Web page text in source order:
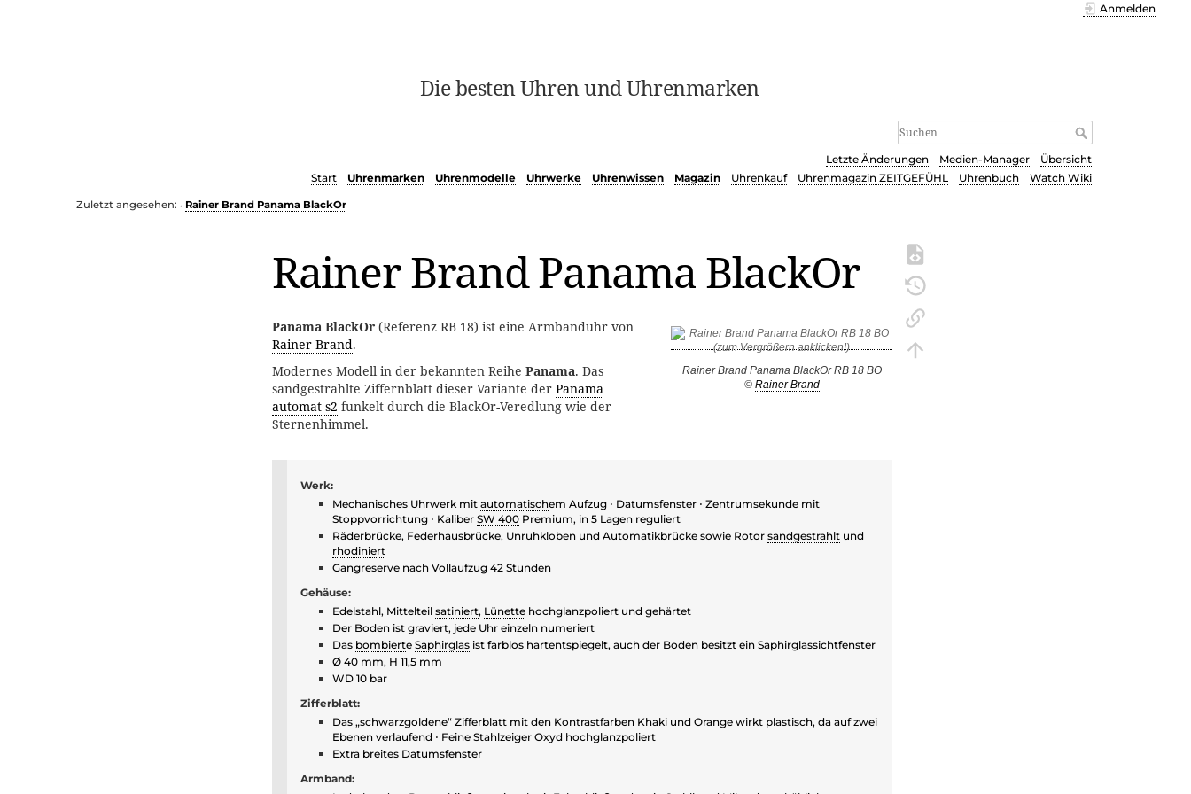
Die besten Uhren und Uhrenmarken
Anmelden
Letzte Änderungen Medien-Manager
Übersicht
Start
Uhrenmarken Uhrenmodelle Uhrwerke Uhrenwissen Magazin Uhrenkauf Uhrenmagazin ZEITGEFÜHL Uhrenbuch Watch Wiki
Zuletzt angesehen: • Rainer Brand Panama BlackOr
Rainer Brand Panama BlackOr
Rainer Brand Panama BlackOr RB 18 BO
© Rainer Brand
Panama BlackOr (Referenz RB 18) ist eine Armbanduhr von
Rainer Brand.
Modernes Modell in der bekannten Reihe Panama. Das
sandgestrahlte Ziffernblatt dieser Variante der Panama
automat s2 funkelt durch die BlackOr-Veredlung wie der
Sternenhimmel.
Werk:
Mechanisches Uhrwerk mit automatischem Aufzug ⋅ Datumsfenster ⋅ Zentrumsekunde mit
Stoppvorrichtung ⋅ Kaliber SW 400 Premium, in 5 Lagen reguliert
Räderbrücke, Federhausbrücke, Unruhkloben und Automatikbrücke sowie Rotor sandgestrahlt und
rhodiniert
Gangreserve nach Vollaufzug 42 Stunden
Gehäuse:
Edelstahl, Mittelteil satiniert, Lünette hochglanzpoliert und gehärtet
Der Boden ist graviert, jede Uhr einzeln numeriert
Das bombierte Saphirglas ist farblos hartentspiegelt, auch der Boden besitzt ein Saphirglassichtfenster
Ø 40 mm, H 11,5 mm
WD 10 bar
Zifferblatt:
Das „schwarzgoldene“ Zifferblatt mit den Kontrastfarben Khaki und Orange wirkt plastisch, da auf zwei
Ebenen verlaufend ⋅ Feine Stahlzeiger Oxyd hochglanzpoliert
Extra breites Datumsfenster
Armband: